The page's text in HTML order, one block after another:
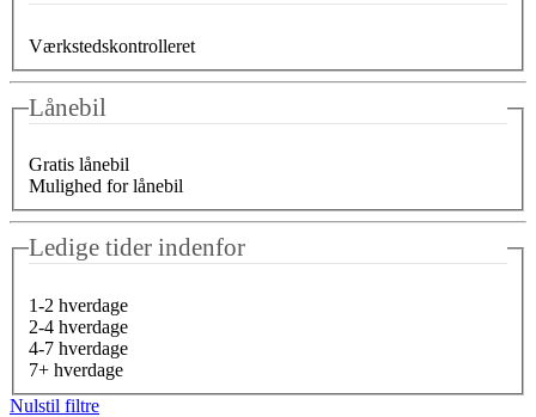
Værkstedskontrolleret
Lånebil
Gratis lånebil
Mulighed for lånebil
Ledige tider indenfor
1-2 hverdage
2-4 hverdage
4-7 hverdage
7+ hverdage
Nulstil filtre